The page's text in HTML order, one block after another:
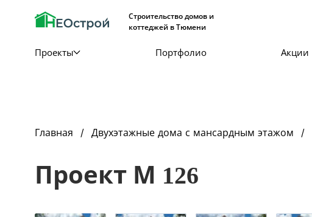
Строительство домов и
коттеджей в Тюмени
Проекты Портфолио Акции
Главная Двухэтажные дома с мансардным этажом
Проект М 126